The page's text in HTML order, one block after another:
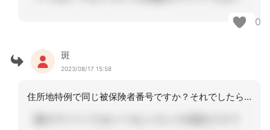
0
斑
2023/08/17 15:58
住所地特例で同じ被保険者番号ですか？それでしたら、月末のｹｱﾏﾈｰｼﾞｬｰが行う